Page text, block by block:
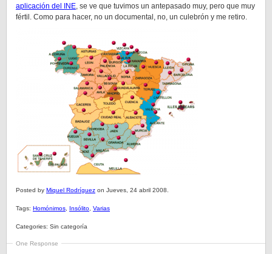
aplicación del INE, se ve que tuvimos un antepasado muy, pero que muy
fértil. Como para hacer, no un documental, no, un culebrón y me retiro.
Posted by Miquel Rodríguez on Jueves, 24 abril 2008.
Tags: Homónimos Insólito Varias
Categories: Sin categoría
One Response